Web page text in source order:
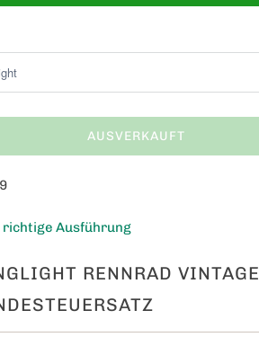
AUSVERKAUFT
richtige Ausführung
RENNRAD VINTAGE